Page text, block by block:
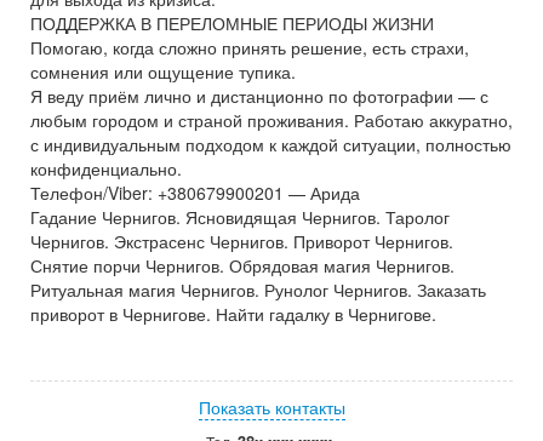
ПОДДЕРЖКА В ПЕРЕЛОМНЫЕ ПЕРИОДЫ ЖИЗНИ
Помогаю, когда сложно принять решение, есть страхи,
сомнения или ощущение тупика.
Я веду приём лично и дистанционно по фотографии — с
любым городом и страной проживания. Работаю аккуратно,
с индивидуальным подходом к каждой ситуации, полностью
конфиденциально.
Телефон/Viber: +380679900201 — Арида
Гадание Чернигов. Ясновидящая Чернигов. Таролог
Чернигов. Экстрасенс Чернигов. Приворот Чернигов.
Снятие порчи Чернигов. Обрядовая магия Чернигов.
Ритуальная магия Чернигов. Рунолог Чернигов. Заказать
приворот в Чернигове. Найти гадалку в Чернигове.
Показать контакты